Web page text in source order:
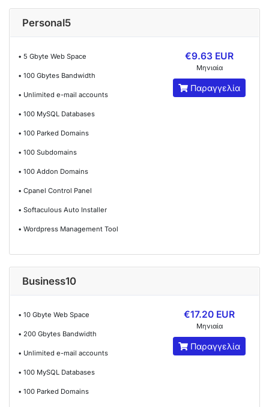
Personal5
• 5 Gbyte Web Space
• 100 Gbytes Bandwidth
• Unlimited e-mail accounts
• 100 MySQL Databases
• 100 Parked Domains
• 100 Subdomains
• 100 Addon Domains
• Cpanel Control Panel
• Softaculous Auto Installer
• Wordpress Management Tool
€9.63 EUR
Μηνιαία
Παραγγελία
Business10
• 10 Gbyte Web Space
• 200 Gbytes Bandwidth
• Unlimited e-mail accounts
• 100 MySQL Databases
• 100 Parked Domains
€17.20 EUR
Μηνιαία
Παραγγελία